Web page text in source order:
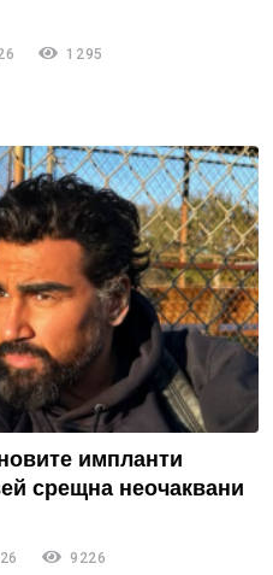
1295
импланти
срещна неочаквани
9226